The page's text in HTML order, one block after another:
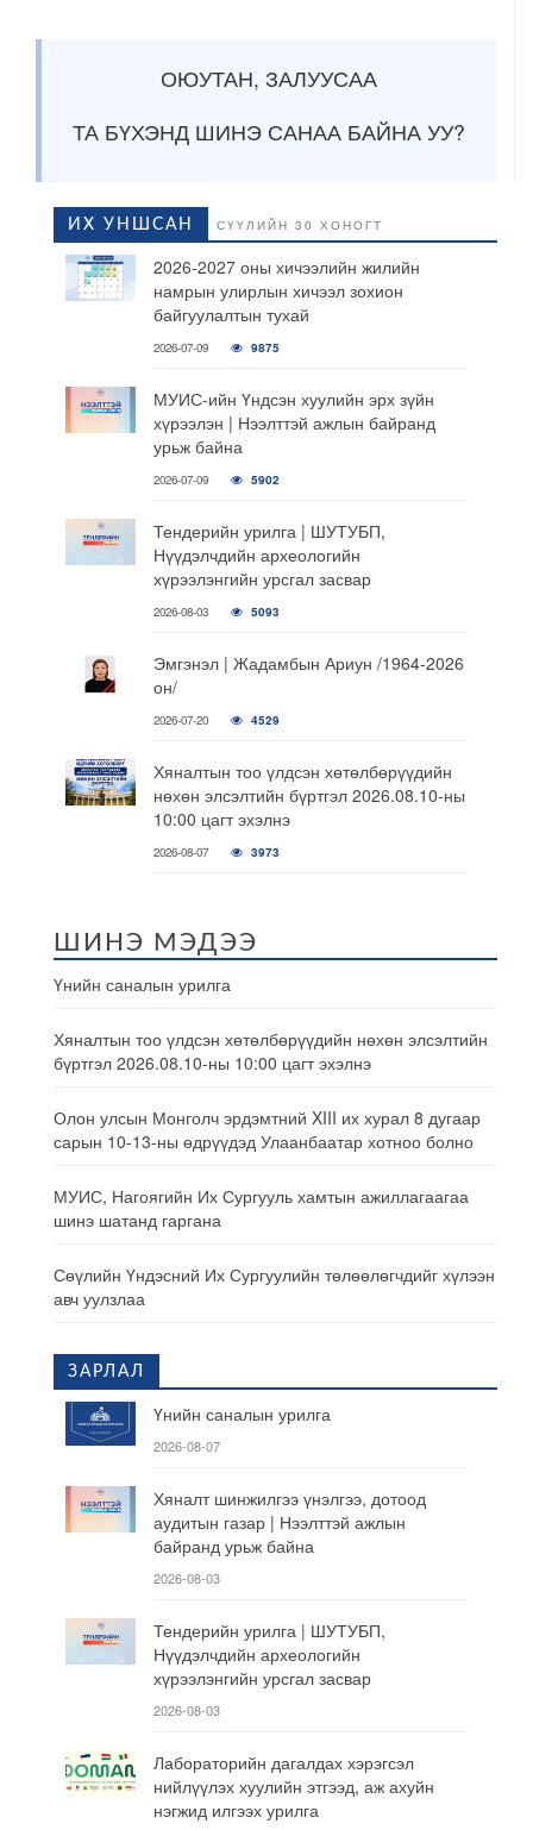
ОЮУТАН, ЗАЛУУСАА
ТА БҮХЭНД ШИНЭ САНАА БАЙНА УУ?
ИХ УНШСАН СҮҮЛИЙН 30 ХОНОГТ
2026-2027 оны хичээлийн жилийн
намрын улирлын хичээл зохион
байгуулалтын тухай
2026-07-09 9875
МУИС-ийн Үндсэн хуулийн эрх зүйн
хүрээлэн | Нээлттэй ажлын байранд
урьж байна
2026-07-09 5902
Тендерийн урилга | ШУТУБП,
Нүүдэлчдийн археологийн
хүрээлэнгийн урсгал засвар
2026-08-03 5093
Эмгэнэл | Жадамбын Ариун /1964-2026
он/
2026-07-20 4529
Хяналтын тоо үлдсэн хөтөлбөрүүдийн
нөхөн элсэлтийн бүртгэл 2026.08.10-ны
10:00 цагт эхэлнэ
2026-08-07 3973
ШИНЭ МЭДЭЭ
Үнийн саналын урилга
Хяналтын тоо үлдсэн хөтөлбөрүүдийн нөхөн элсэлтийн
бүртгэл 2026.08.10-ны 10:00 цагт эхэлнэ
Олон улсын Монголч эрдэмтний XIII их хурал 8 дугаар
сарын 10-13-ны өдрүүдэд Улаанбаатар хотноо болно
МУИС, Нагоягийн Их Сургууль хамтын ажиллагаагаа
шинэ шатанд гаргана
Сөүлийн Үндэсний Их Сургуулийн төлөөлөгчдийг хүлээн
авч уулзлаа
ЗАРЛАЛ
Үнийн саналын урилга
2026-08-07
Хяналт шинжилгээ үнэлгээ, дотоод
аудитын газар | Нээлттэй ажлын
байранд урьж байна
2026-08-03
Тендерийн урилга | ШУТУБП,
Нүүдэлчдийн археологийн
хүрээлэнгийн урсгал засвар
2026-08-03
Лабораторийн дагалдах хэрэгсэл
нийлүүлэх хуулийн этгээд, аж ахуйн
нэгжид илгээх урилга